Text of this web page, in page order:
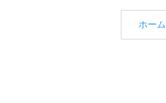
ホーム